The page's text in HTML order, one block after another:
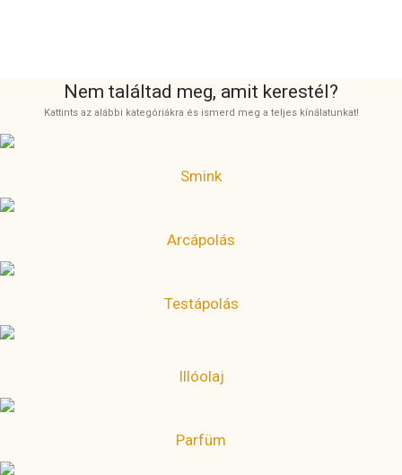
Nem találtad meg, amit kerestél?
Kattints az alábbi kategóriákra és ismerd meg a teljes kínálatunkat!
Smink
Arcápolás
Testápolás
Illóolaj
Parfüm